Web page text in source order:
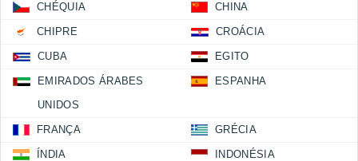
CHÉQUIA CHINA
CHIPRE CROÁCIA
CUBA EGITO
EMIRADOS ÁRABES
UNIDOS
ESPANHA
FRANÇA GRÉCIA
ÍNDIA INDONÉSIA